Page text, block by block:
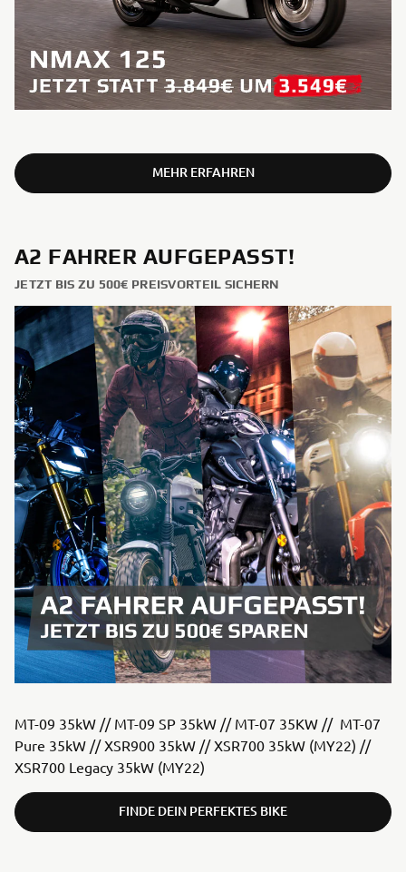
MEHR ERFAHREN
A2 FAHRER AUFGEPASST!
JETZT BIS ZU 500€ PREISVORTEIL SICHERN
MT-09 35kW // MT-09 SP 35kW // MT-07 35KW // MT-07
Pure 35kW // XSR900 35kW // XSR700 35kW (MY22) //
XSR700 Legacy 35kW (MY22)
FINDE DEIN PERFEKTES BIKE